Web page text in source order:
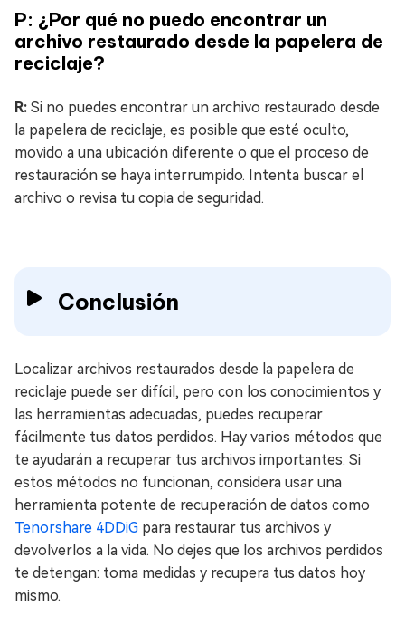
P: ¿Por qué no puedo encontrar un
archivo restaurado desde la papelera de
reciclaje?
R: Si no puedes encontrar un archivo restaurado desde
la papelera de reciclaje, es posible que esté oculto,
movido a una ubicación diferente o que el proceso de
restauración se haya interrumpido. Intenta buscar el
archivo o revisa tu copia de seguridad.
Conclusión
Localizar archivos restaurados desde la papelera de
reciclaje puede ser difícil, pero con los conocimientos y
las herramientas adecuadas, puedes recuperar
fácilmente tus datos perdidos. Hay varios métodos que
te ayudarán a recuperar tus archivos importantes. Si
estos métodos no funcionan, considera usar una
herramienta potente de recuperación de datos como
Tenorshare 4DDiG para restaurar tus archivos y
devolverlos a la vida. No dejes que los archivos perdidos
te detengan: toma medidas y recupera tus datos hoy
mismo.